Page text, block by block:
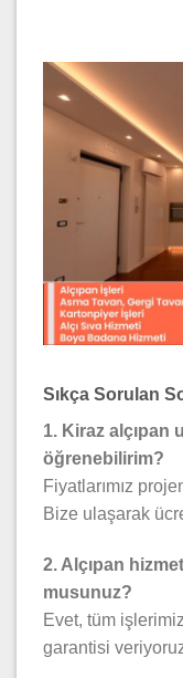
Sıkça Sorulan
1. Kiraz alçıpan
öğrenebilirim?
Fiyatlarımız
Bize ulaşarak
2. Alçıpan
musunuz?
Evet, tüm
garantisi